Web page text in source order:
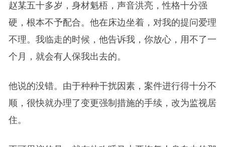
赵某五十多岁，身材魁梧，声音洪亮，性格十分强
硬，根本不予配合。他在床边坐着，对我的提问爱理
不理。我临走的时候，他告诉我，你放心，用不了一
个月，就会有人保我出去的。
他说的没错。由于种种干扰因素，案件进行得十分不
顺，很快就办理了变更强制措施的手续，改为监视居
住。